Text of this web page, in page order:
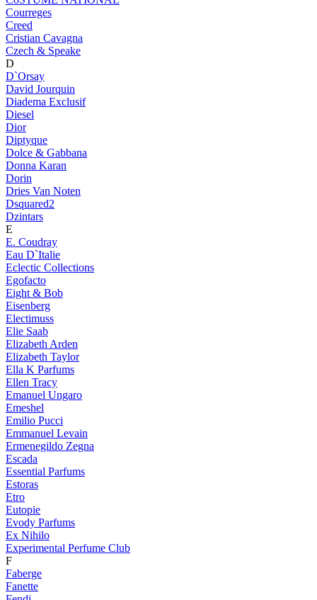
Courreges
Creed
Cristian Cavagna
Czech & Speake
D
D`Orsay
David Jourquin
Diadema Exclusif
Diesel
Dior
Diptyque
Dolce & Gabbana
Donna Karan
Dorin
Dries Van Noten
Dsquared2
Dzintars
E
E. Coudray
Eau D`Italie
Eclectic Collections
Egofacto
Eight & Bob
Eisenberg
Electimuss
Elie Saab
Elizabeth Arden
Elizabeth Taylor
Ella K Parfums
Ellen Tracy
Emanuel Ungaro
Emeshel
Emilio Pucci
Emmanuel Levain
Ermenegildo Zegna
Escada
Essential Parfums
Estoras
Etro
Eutopie
Evody Parfums
Ex Nihilo
Experimental Perfume Club
F
Faberge
Fanette